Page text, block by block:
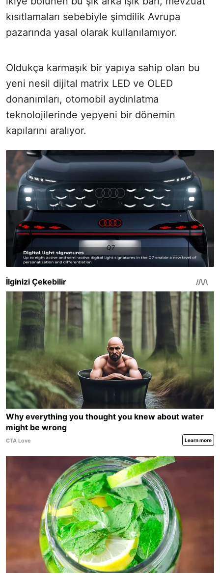
kısıtlamaları sebebiyle şimdilik Avrupa
pazarında yasal olarak kullanılamıyor.
Oldukça karmaşık bir yapıya sahip olan bu
yeni nesil dijital matrix LED ve OLED
donanımları, otomobil aydınlatma
teknolojilerinde yepyeni bir dönemin
kapılarını aralıyor.